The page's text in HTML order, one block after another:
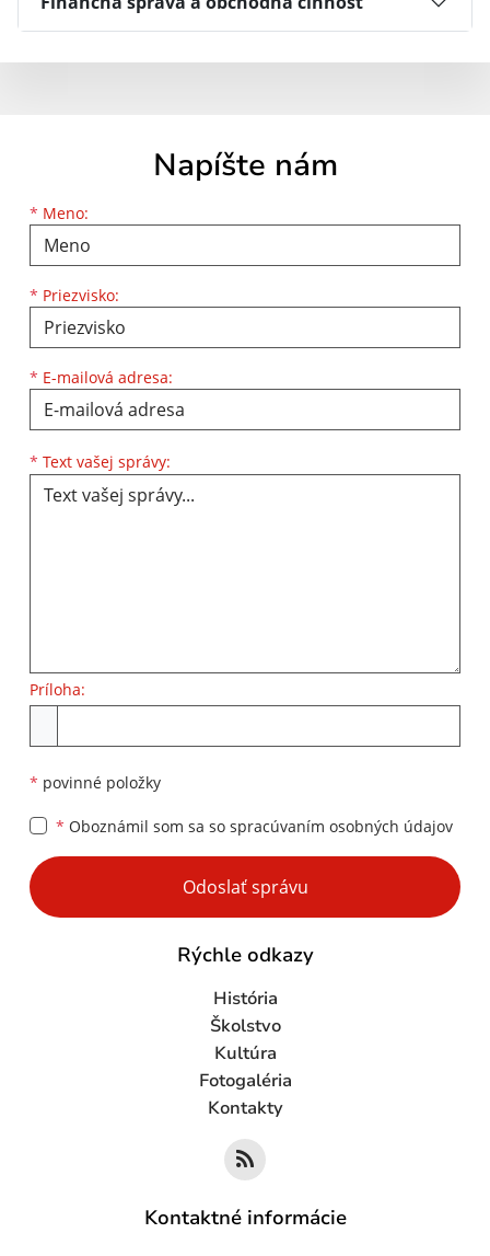
Napíšte nám
* Meno:
Meno
* Priezvisko:
Priezvisko
* E-mailová adresa:
E-mailová adresa
* Text vašej správy:
Príloha:
* povinné položky
* Oboznámil som sa so spracúvaním osobných údajov
Google reCaptcha Response
Odoslať správu
Rýchle odkazy
História
Školstvo
Kultúra
Fotogaléria
Kontakty
Kontaktné informácie